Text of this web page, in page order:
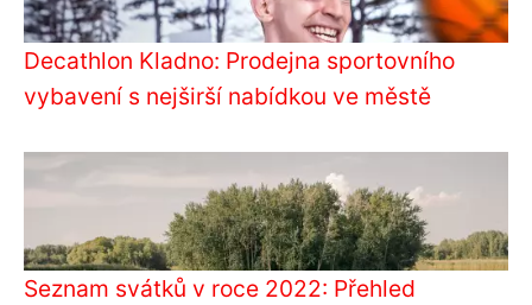
Decathlon Kladno: Prodejna sportovního
vybavení s nejširší nabídkou ve městě
Seznam svátků v roce 2022: Přehled